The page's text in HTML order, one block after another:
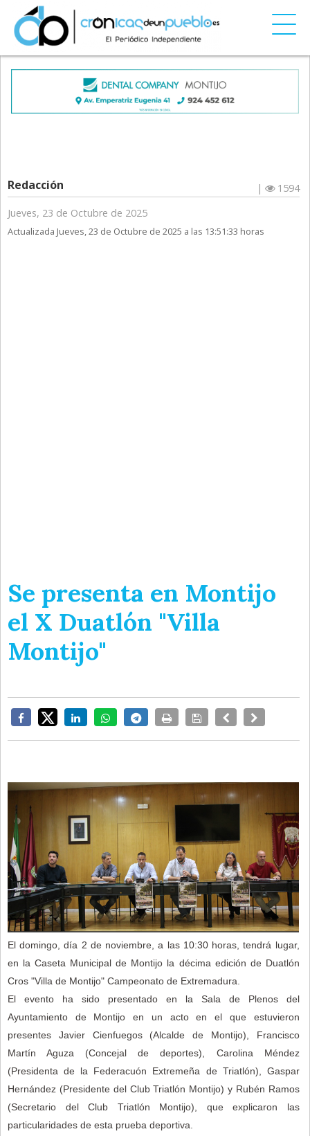
Redacción |
1594
Jueves, 23 de Octubre de 2025
Actualizada Jueves, 23 de Octubre de 2025 a las 13:51:33 horas
Se presenta en Montijo
el X Duatlón "Villa
Montijo"
El domingo, día 2 de noviembre, a las 10:30 horas, tendrá lugar,
en la Caseta Municipal de Montijo la décima edición de Duatlón
Cros "Villa de Montijo" Campeonato de Extremadura.
El evento ha sido presentado en la Sala de Plenos del
Ayuntamiento de Montijo en un acto en el que estuvieron
presentes Javier Cienfuegos (Alcalde de Montijo), Francisco
Martín Aguza (Concejal de deportes), Carolina Méndez
(Presidenta de la Federacuón Extremeña de Triatlón), Gaspar
Hernández (Presidente del Club Triatlón Montijo) y Rubén Ramos
(Secretario del Club Triatlón Montijo), que explicaron las
particularidades de esta prueba deportiva.